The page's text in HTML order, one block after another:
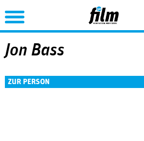
Jump to Navigation
Jon Bass
ZUR PERSON